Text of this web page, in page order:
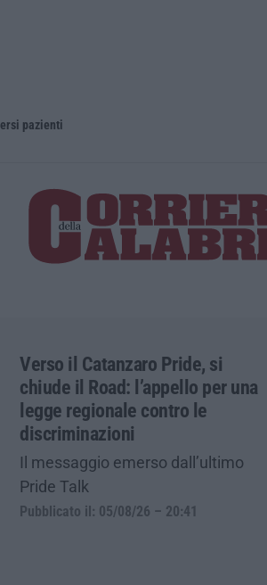
pazienti
Verso il Catanzaro Pride, si
chiude il Road: l’appello per una
legge regionale contro le
discriminazioni
Il messaggio emerso dall’ultimo
Pride Talk
Pubblicato il: 05/08/26 – 20:41